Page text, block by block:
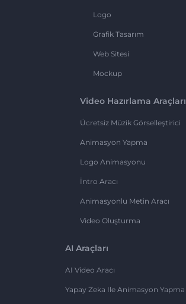
Logo
Grafik Tasarım
Web Sitesi
Mockup
Video Hazırlama Araçları
Ücretsiz Müzik Görselleştirici
Animasyon Yapma
Logo Animasyonu
İntro Aracı
Animasyonlu Metin Aracı
Video Oluşturma
AI Araçları
AI Video Aracı
Yapay Zeka Ile Animasyon Yapma